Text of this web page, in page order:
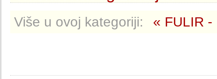
Više u ovoj kategoriji:
« FULIR -